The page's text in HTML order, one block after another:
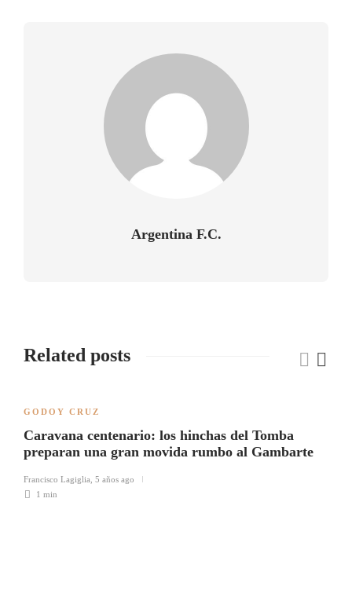
Argentina F.C.
Related posts
GODOY CRUZ
Caravana centenario: los hinchas del Tomba
preparan una gran movida rumbo al Gambarte
Francisco Lagiglia 5 años ago
1 min